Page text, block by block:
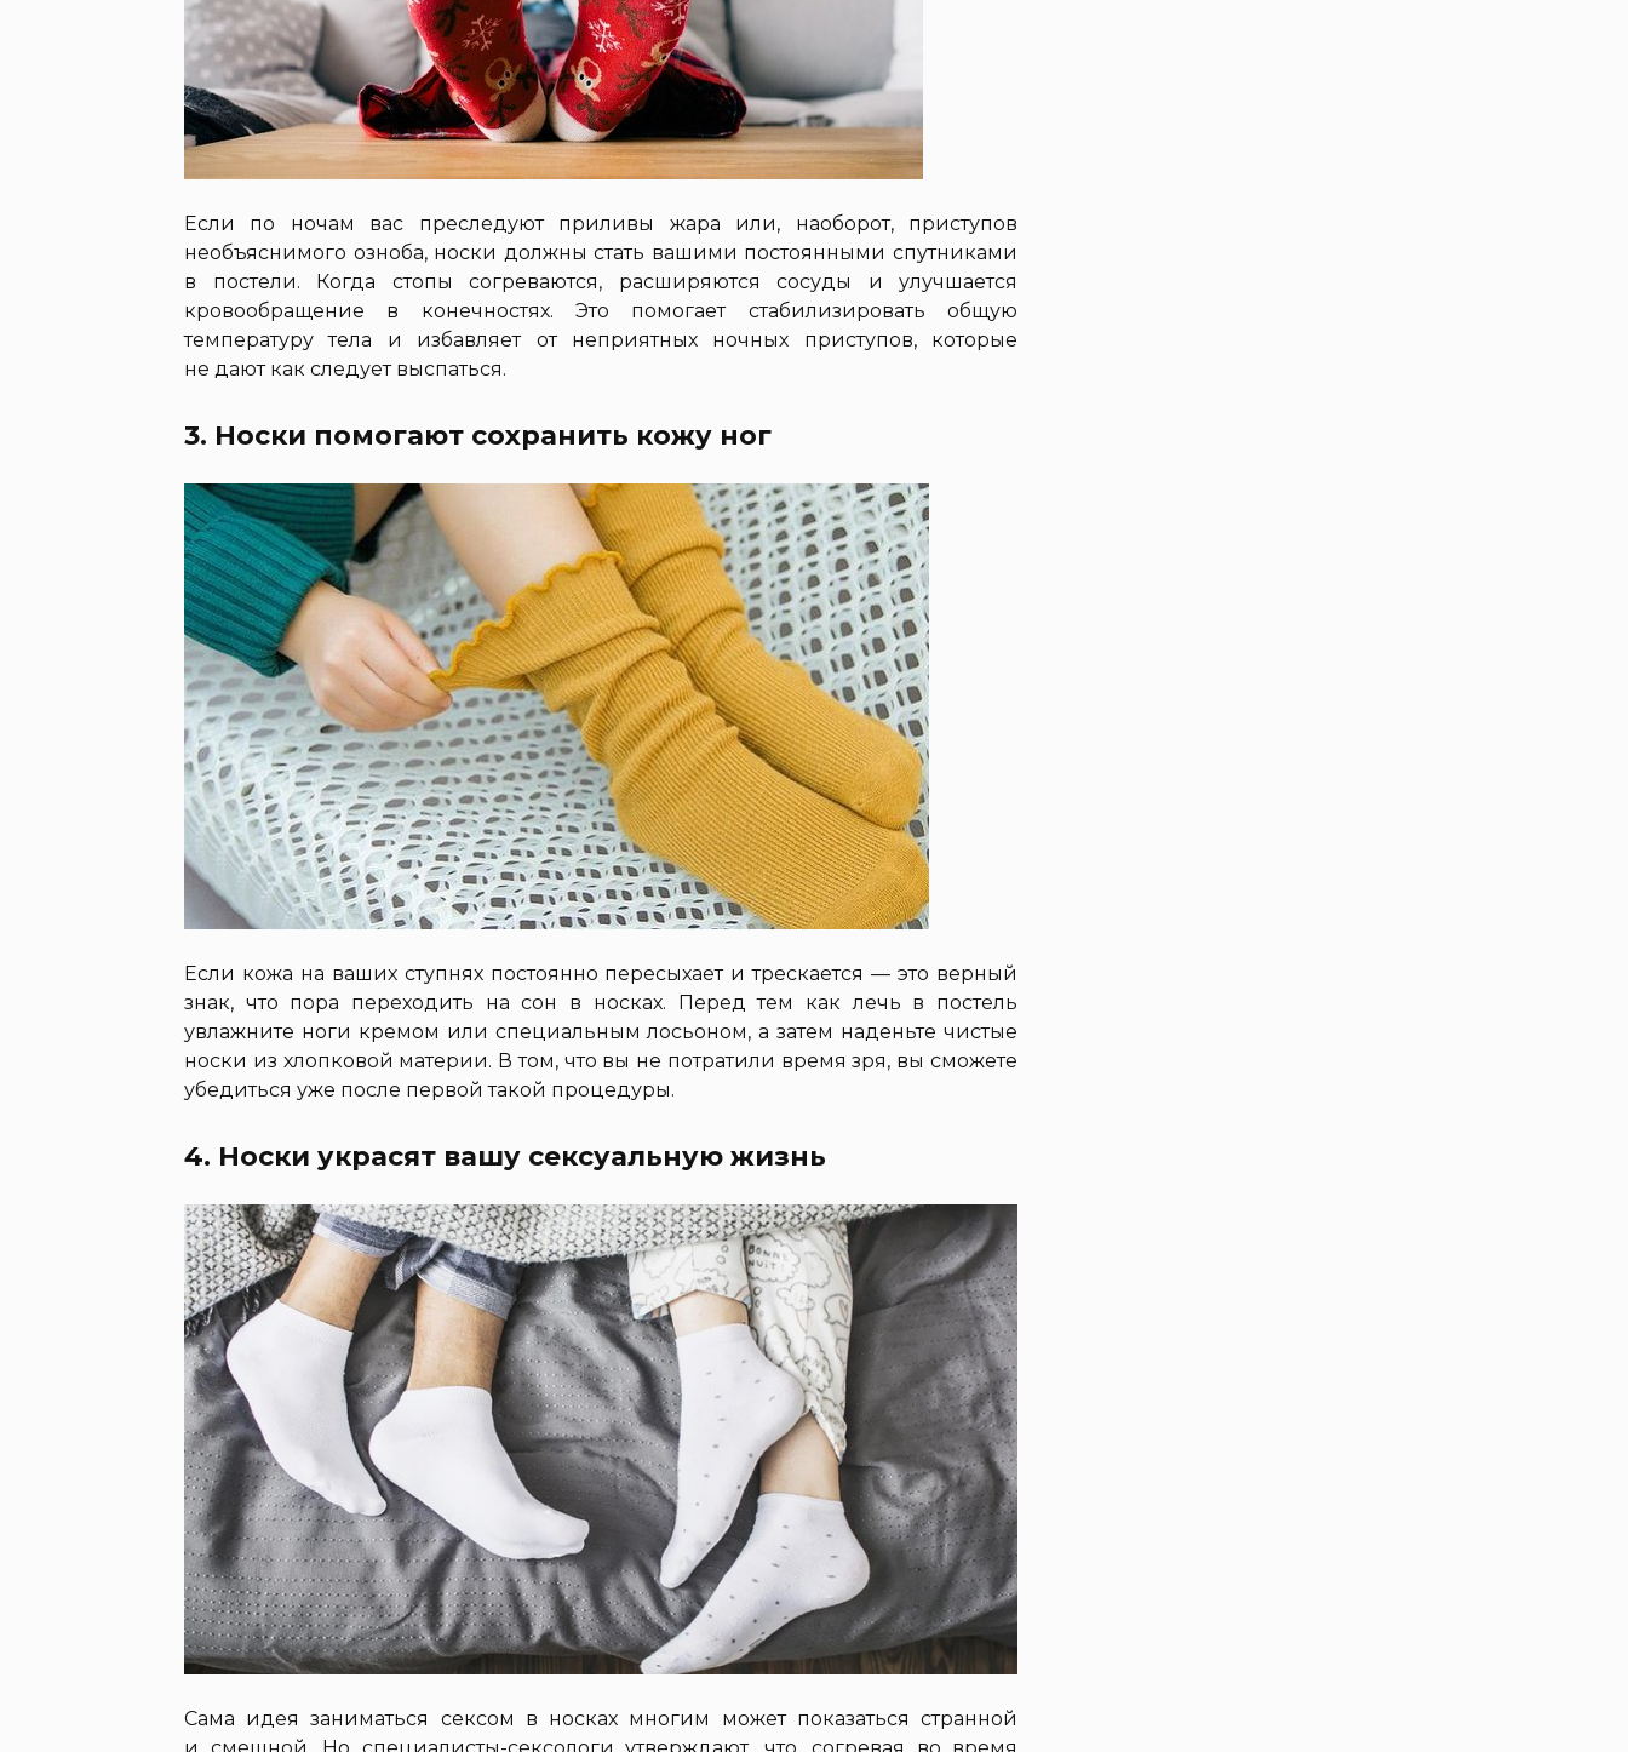
Если по ночам вас преследуют приливы жара или, наоборот, приступов
необъяснимого озноба, носки должны стать вашими постоянными спутниками
в постели. Когда стопы согреваются, расширяются сосуды и улучшается
кровообращение в конечностях. Это помогает стабилизировать общую
температуру тела и избавляет от неприятных ночных приступов, которые
не дают как следует выспаться.
3. Носки помогают сохранить кожу ног
Если кожа на ваших ступнях постоянно пересыхает и трескается — это верный
знак, что пора переходить на сон в носках. Перед тем как лечь в постель
увлажните ноги кремом или специальным лосьоном, а затем наденьте чистые
носки из хлопковой материи. В том, что вы не потратили время зря, вы сможете
убедиться уже после первой такой процедуры.
4. Носки украсят вашу сексуальную жизнь
Сама идея заниматься сексом в носках многим может показаться странной